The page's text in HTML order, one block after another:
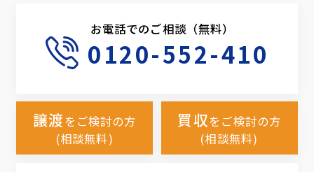
お電話でのご相談（無料）
0120-552-410
譲渡をご検討の方
(相談無料)
買収をご検討の方
(相談無料)